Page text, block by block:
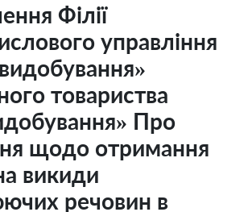
Філії
управління
товариства
Про
щодо отримання
викиди
речовин в